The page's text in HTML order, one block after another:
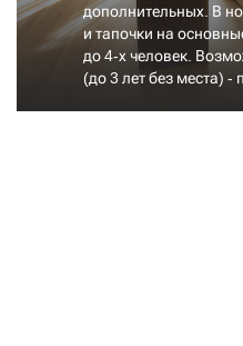
дополнительных. В
и тапочки на
до 4-х человек.
(до 3 лет без места) -